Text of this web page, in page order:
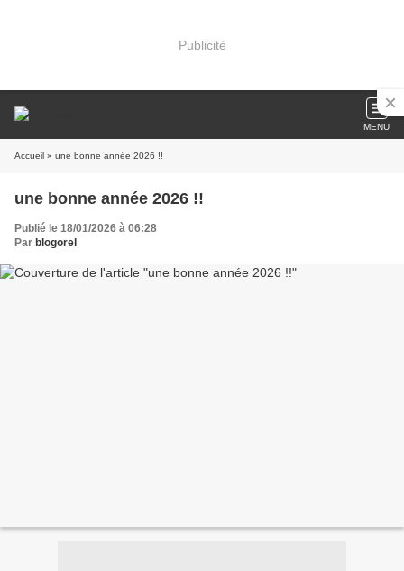
Publicité
MENU
Accueil » une bonne année 2026 !!
une bonne année 2026 !!
Publié le 18/01/2026 à 06:28
Par blogorel